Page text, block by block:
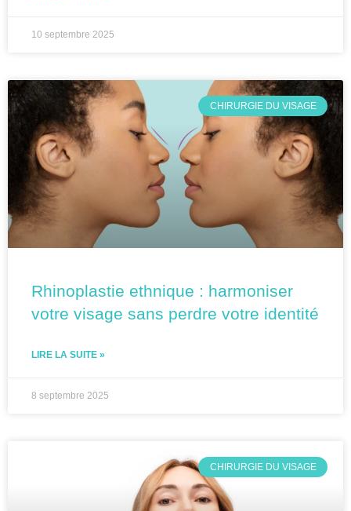
10 septembre 2025
CHIRURGIE DU VISAGE
Rhinoplastie ethnique : harmoniser
votre visage sans perdre votre identité
LIRE LA SUITE »
8 septembre 2025
CHIRURGIE DU VISAGE